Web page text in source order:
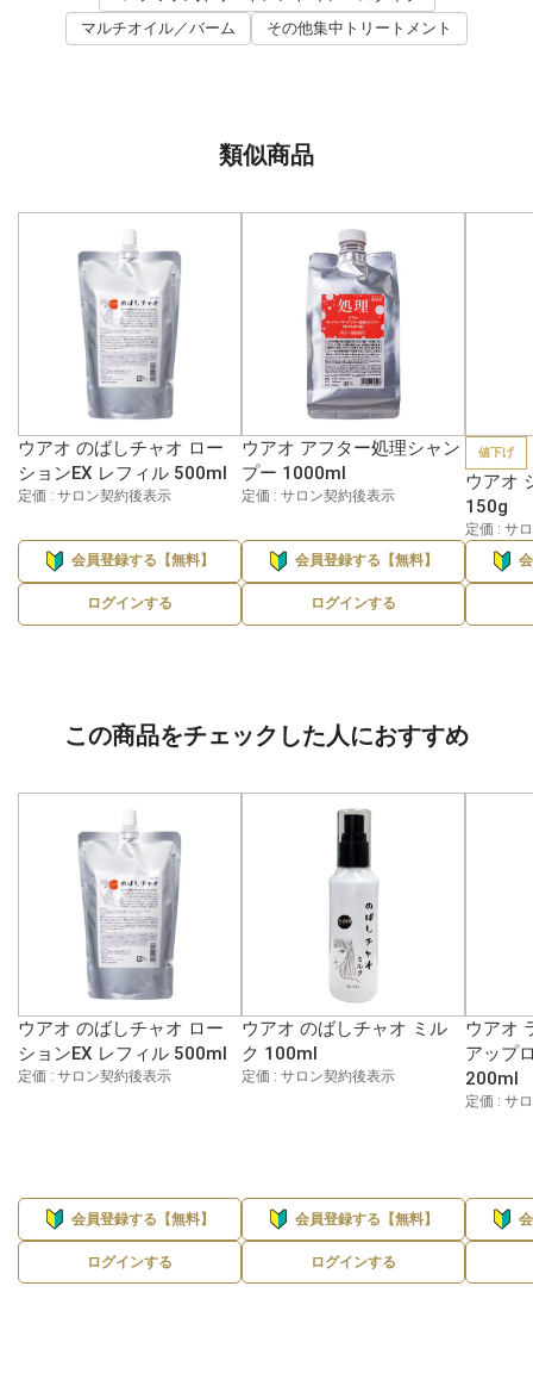
マルチオイル／バーム
その他集中トリートメント
類似商品
ウアオ のばしチャオ ロー
ションEX レフィル 500ml
定価 : サロン契約後表示
会員登録する【無料】
ログインする
ウアオ アフター処理シャン
プー 1000ml
定価 : サロン契約後表示
会員登録する【無料】
ログインする
値下げ
ウアオ
150g
定価 : サ
この商品をチェックした人におすすめ
ウアオ のばしチャオ ロー
ションEX レフィル 500ml
定価 : サロン契約後表示
会員登録する【無料】
ログインする
ウアオ のばしチャオ ミル
ク 100ml
定価 : サロン契約後表示
会員登録する【無料】
ログインする
ウアオ
アップ
200ml
定価 : サ